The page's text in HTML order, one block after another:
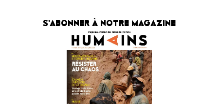
S'ABONNER À NOTRE MAGAZINE